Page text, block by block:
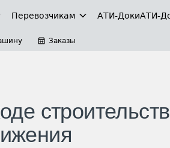
Перевозчикам АТИ-ДокиАТИ-
Заказы